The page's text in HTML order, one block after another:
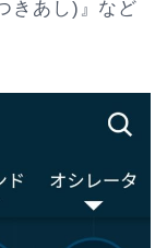
きあし)』など